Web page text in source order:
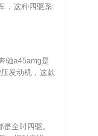
，这种四驱系
别是高速四驱
可以分配四个
都有动力的，
毫米、189
车。
驰a45amg是
发动机，这款
6000转每分
。双离合变
换挡速度快，
变速箱只是比
全时四驱。